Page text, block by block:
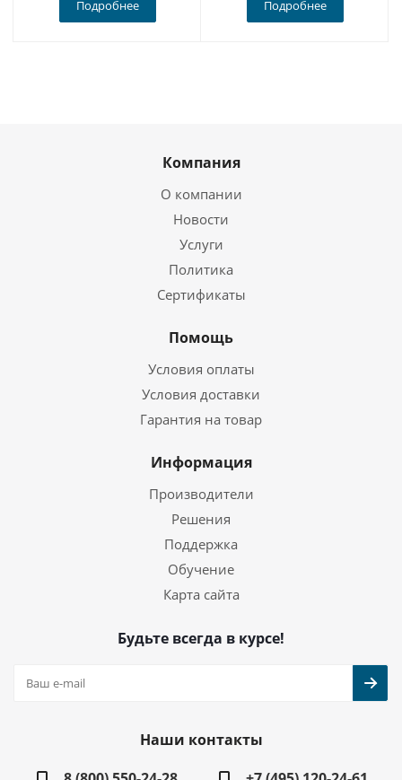
Подробнее Подробнее
Компания
О компании
Новости
Услуги
Политика
Сертификаты
Помощь
Условия оплаты
Условия доставки
Гарантия на товар
Информация
Производители
Решения
Поддержка
Обучение
Карта сайта
Будьте всегда в курсе!
Наши контакты